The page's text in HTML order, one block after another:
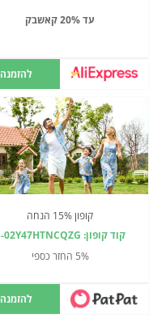
עד 20% קאשבק
להזמנה
קופון 15% הנחה
קוד קופון: F-02Y47HTNCQZG
5% החזר כספי
להזמנה